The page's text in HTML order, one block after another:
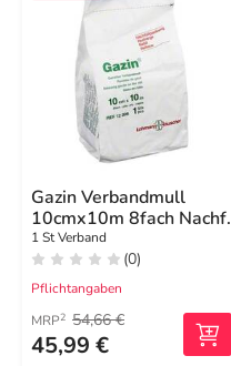
Gazin Verbandmull
10cmx10m 8fach Nachf.
1 St Verband
(0)
Pflichtangaben
MRP2 54,66 €
45,99 €